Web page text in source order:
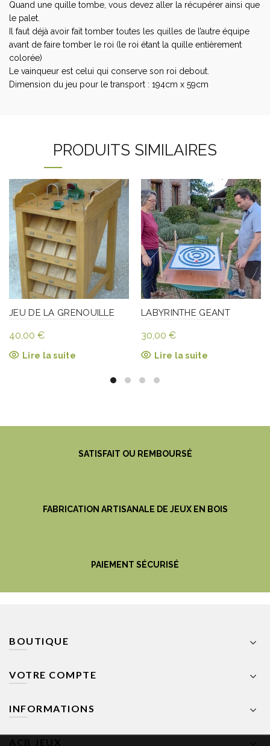
Quand une quille tombe, vous devez aller la récupérer ainsi que
le palet.
Il faut déjà avoir fait tomber toutes les quilles de l’autre équipe
avant de faire tomber le roi (le roi étant la quille entièrement
colorée)
Le vainqueur est celui qui conserve son roi debout.
Dimension du jeu pour le transport : 194cm x 59cm
PRODUITS SIMILAIRES
JEU DE LA GRENOUILLE
40,00 €
Lire la suite
LABYRINTHE GEANT
30,00 €
Lire la suite
SATISFAIT OU REMBOURSÉ
FABRICATION ARTISANALE DE JEUX EN BOIS
PAIEMENT SÉCURISÉ
BOUTIQUE
VOTRE COMPTE
INFORMATIONS
ACB JEUX